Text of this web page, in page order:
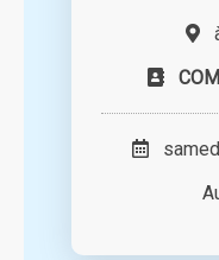
samedi